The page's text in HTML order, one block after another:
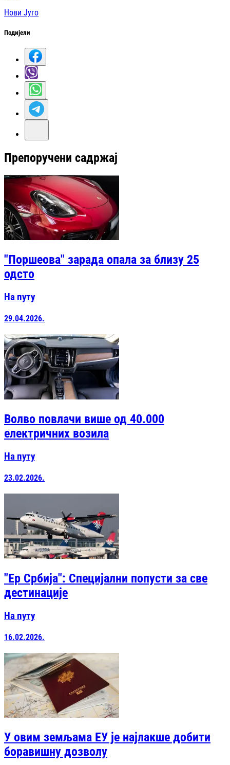
Нови Југо
Подијели
Препоручени садржај
"Поршеова" зарада опала за близу 25
одсто
На путу
29.04.2026.
Волво повлачи више од 40.000
електричних возила
На путу
23.02.2026.
"Ер Србија": Специјални попусти за све
дестинације
На путу
16.02.2026.
У овим земљама ЕУ је најлакше добити
боравишну дозволу